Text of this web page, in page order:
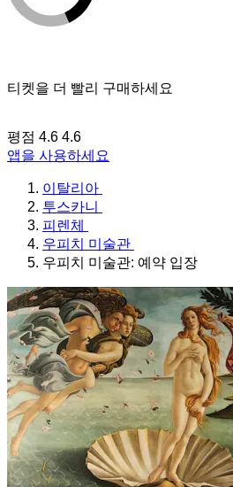
티켓을 더 빨리 구매하세요
평점 4.6 4.6
앱을 사용하세요
이탈리아
투스카니
피렌체
우피치 미술관
우피치 미술관: 예약 입장